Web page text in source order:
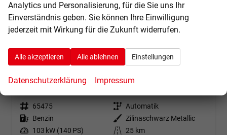
Kia Ceed
sofort lieferbar Fahrzeug mit Tageszulassung
Fahrzeugnr. 65475 Getriebe Automatik
Kraftstoff Benzin Außenfarbe Zilinaschwarz Metallic
Leistung 103 kW (140 PS) Kilometerstand 25 km
Analytics und Personalisierung, für die Sie uns Ihr
Einverständnis geben. Sie können Ihre Einwilligung
jederzeit mit Wirkung für die Zukunft widerrufen.
Alle akzeptieren Alle ablehnen Einstellungen
Datenschutzerklärung Impressum